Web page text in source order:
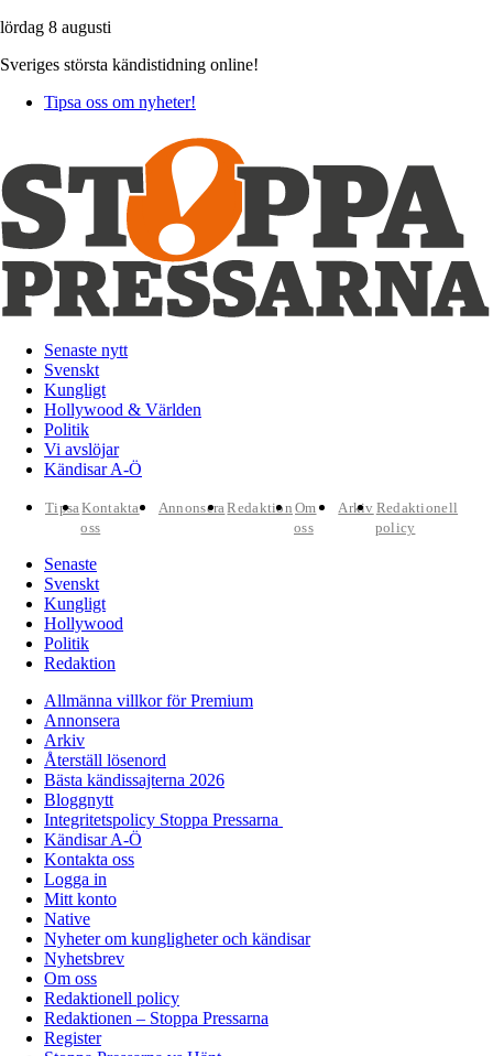
lördag 8 augusti
Sveriges största kändistidning online!
Tipsa oss om nyheter!
Senaste nytt
Svenskt
Kungligt
Hollywood & Världen
Politik
Vi avslöjar
Kändisar A-Ö
TipsaKontakta
oss
AnnonseraRedaktion Om
oss
Arkiv Redaktionell
policy
Senaste
Svenskt
Kungligt
Hollywood
Politik
Redaktion
Allmänna villkor för Premium
Annonsera
Arkiv
Återställ lösenord
Bästa kändissajterna 2026
Bloggnytt
Integritetspolicy Stoppa Pressarna
Kändisar A-Ö
Kontakta oss
Logga in
Mitt konto
Native
Nyheter om kungligheter och kändisar
Nyhetsbrev
Om oss
Redaktionell policy
Redaktionen – Stoppa Pressarna
Register